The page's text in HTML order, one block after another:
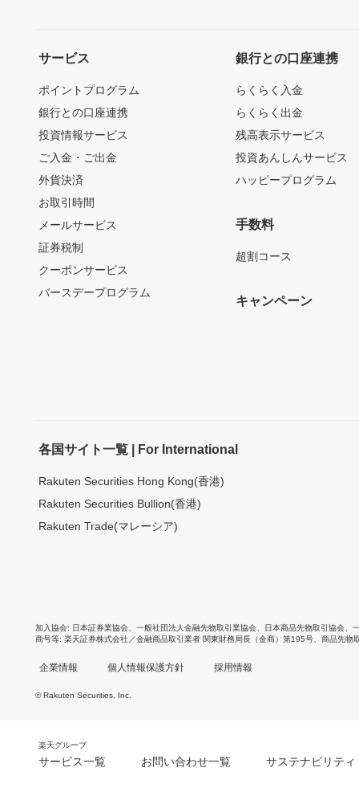
サービス
ポイントプログラム
銀行との口座連携
投資情報サービス
ご入金・ご出金
外貨決済
お取引時間
メールサービス
証券税制
クーポンサービス
バースデープログラム
銀行との口座連携
らくらく入金
らくらく出金
残高表示サービス
投資あんしんサービス
ハッピープログラム
手数料
超割コース
キャンペーン
各国サイト一覧 | For International
Rakuten Securities Hong Kong(香港)
Rakuten Securities Bullion(香港)
Rakuten Trade(マレーシア)
加入協会 日本証券業協会 一般社団法人金融先物取引業協会 日本商品先物取引協会
商号等 楽天証券株式会社／金融商品取引業者 関東財務局長（金商）第195号、商品先物
企業情報 個人情報保護方針 採用情報
© Rakuten Securities, Inc.
楽天グループ
サービス一覧 お問い合わせ一覧 サステナビリティ